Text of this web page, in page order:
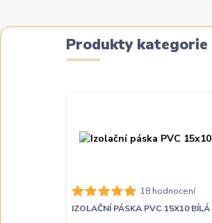
Produkty kategorie
18 hodnocení
IZOLAČNÍ PÁSKA PVC 15X10 BÍLÁ